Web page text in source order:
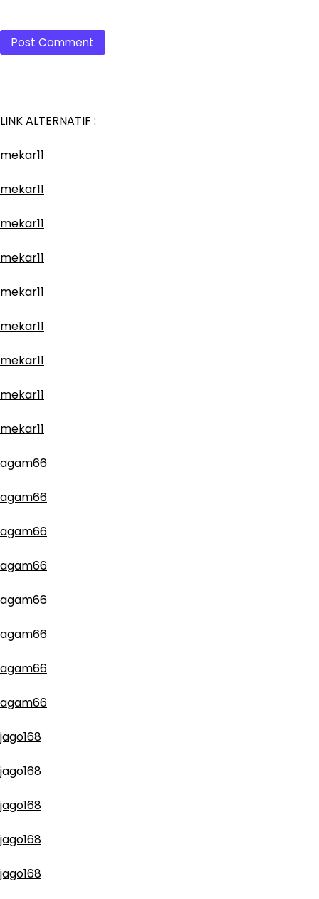
LINK ALTERNATIF :
mekar11
mekar11
mekar11
mekar11
mekar11
mekar11
mekar11
mekar11
mekar11
agam66
agam66
agam66
agam66
agam66
agam66
agam66
agam66
jago168
jago168
jago168
jago168
jago168